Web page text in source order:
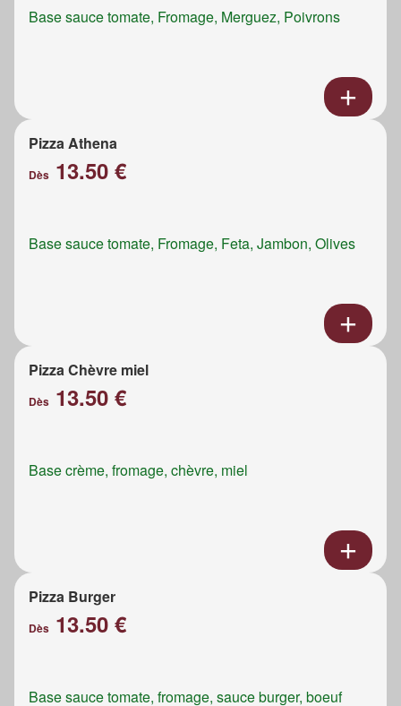
Base sauce tomate, Fromage, Merguez, Poivrons
Pizza Athena
Dès 13.50 €
Base sauce tomate, Fromage, Feta, Jambon, Olives
Pizza Chèvre miel
Dès 13.50 €
Base crème, fromage, chèvre, miel
Pizza Burger
Dès 13.50 €
Base sauce tomate, fromage, sauce burger, boeuf